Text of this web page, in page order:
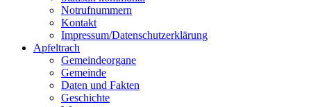
Notrufnummern
Kontakt
Impressum/Datenschutzerklärung
Apfeltrach
Gemeindeorgane
Gemeinde
Daten und Fakten
Geschichte